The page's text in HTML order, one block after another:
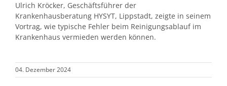
Ulrich Kröcker, Geschäftsführer der
Krankenhausberatung HYSYT, Lippstadt, zeigte in seinem
Vortrag, wie typische Fehler beim Reinigungsablauf im
Krankenhaus vermieden werden können.
04. Dezember 2024